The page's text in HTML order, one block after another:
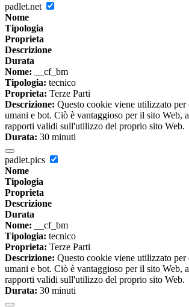
padlet.net
Nome
Tipologia
Proprieta
Descrizione
Durata
Nome: __cf_bm
Tipologia: tecnico
Proprieta: Terze Parti
Descrizione: Questo cookie viene utilizzato per
umani e bot. Ciò è vantaggioso per il sito Web,
rapporti validi sull'utilizzo del proprio sito Web.
Durata: 30 minuti
padlet.pics
Nome
Tipologia
Proprieta
Descrizione
Durata
Nome: __cf_bm
Tipologia: tecnico
Proprieta: Terze Parti
Descrizione: Questo cookie viene utilizzato per
umani e bot. Ciò è vantaggioso per il sito Web,
rapporti validi sull'utilizzo del proprio sito Web.
Durata: 30 minuti